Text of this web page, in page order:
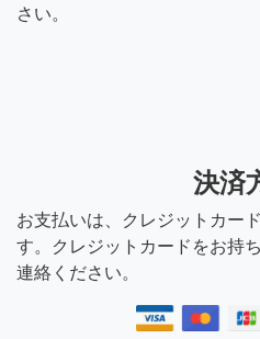
さい。
決済
お支払いは、クレジットカー
す。クレジットカードをお持
連絡ください。